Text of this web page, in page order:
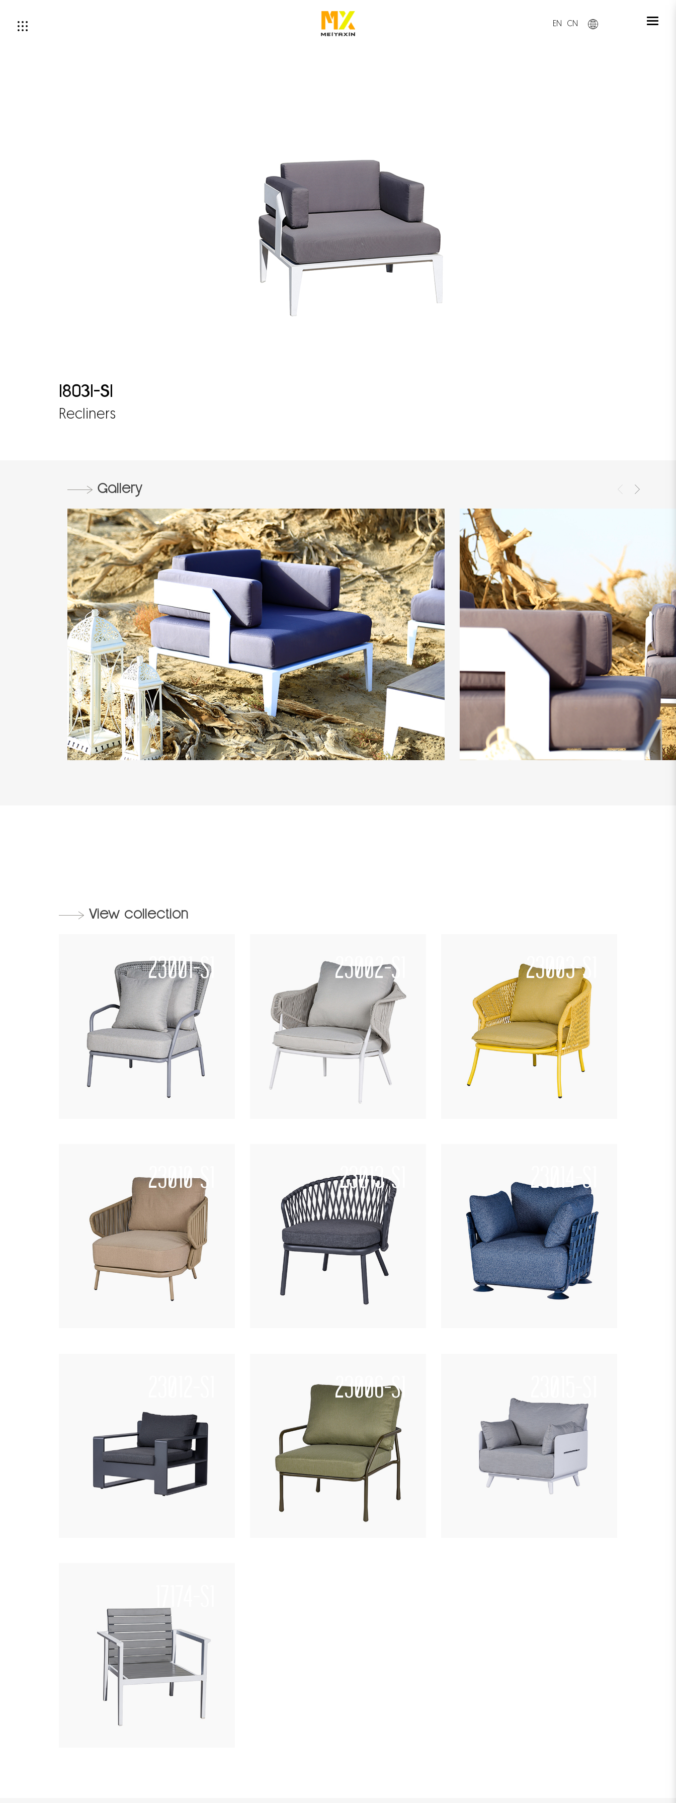
EN CN
18031-S1
Recliners
Gallery
View collection
23001-S1 23002-S1 23003-S1
23010-S1 23013-S1 23014-S1
23006-S1